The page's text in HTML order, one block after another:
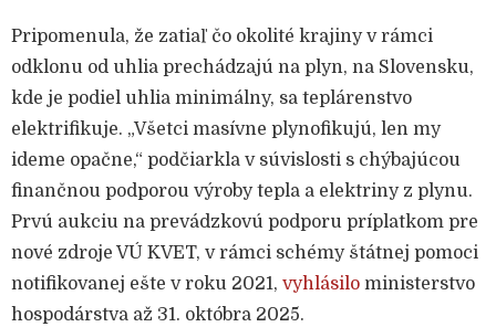
Pripomenula, že zatiaľ čo okolité krajiny v rámci
odklonu od uhlia prechádzajú na plyn, na Slovensku,
kde je podiel uhlia minimálny, sa teplárenstvo
elektrifikuje. „Všetci masívne plynofikujú, len my
ideme opačne,“ podčiarkla v súvislosti s chýbajúcou
finančnou podporou výroby tepla a elektriny z plynu.
Prvú aukciu na prevádzkovú podporu príplatkom pre
nové zdroje VÚ KVET, v rámci schémy štátnej pomoci
notifikovanej ešte v roku 2021, vyhlásilo ministerstvo
hospodárstva až 31. októbra 2025.